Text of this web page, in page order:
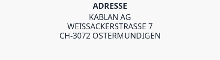
ADRESSE
KABLAN AG
WEISSACKERSTRASSE 7
CH-3072 OSTERMUNDIGEN